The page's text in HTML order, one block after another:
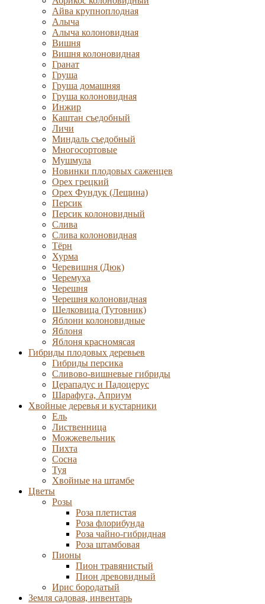
Айва крупноплодная
Алыча
Алыча колоновидная
Вишня
Вишня колоновидная
Гранат
Груша
Груша домашняя
Груша колоновидная
Инжир
Каштан съедобный
Личи
Миндаль съедобный
Многосортовые
Мушмула
Новинки плодовых саженцев
Орех грецкий
Орех Фундук (Лещина)
Персик
Персик колоновидный
Слива
Слива колоновидная
Тёрн
Хурма
Черевишня (Дюк)
Черемуха
Черешня
Черешня колоновидная
Шелковица (Тутовник)
Яблони колоновидные
Яблоня
Яблоня красномясая
Гибриды плодовых деревьев
Гибриды персика
Сливово-вишневые гибриды
Церападус и Падоцерус
Шарафуга, Априум
Хвойные деревья и кустарники
Ель
Лиственница
Можжевельник
Пихта
Сосна
Туя
Хвойные на штамбе
Цветы
Розы
Роза плетистая
Роза флорибунда
Роза чайно-гибридная
Роза штамбовая
Пионы
Пион травянистый
Пион древовидный
Ирис бородатый
Земля садовая, инвентарь